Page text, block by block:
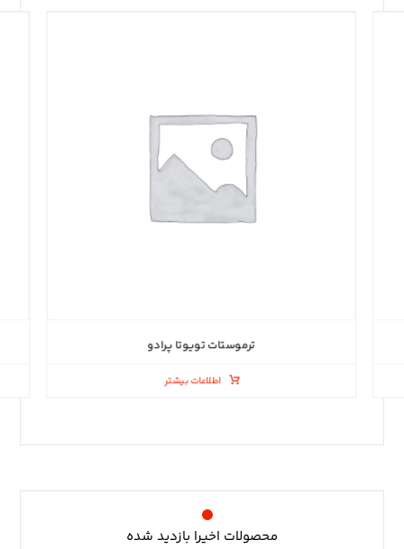
ترموستات تویوتا پرادو
اطلاعات بیشتر
محصولات اخیرا بازدید شده